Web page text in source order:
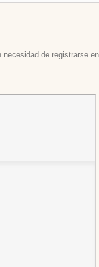
necesidad de registrarse en